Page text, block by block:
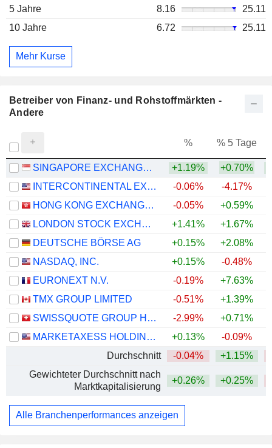
5 Jahre
8.16
25.11
10 Jahre
6.72 25.11
Mehr Kurse
Betreiber von Finanz- und Rohstoffmärkten -
Andere
% % 5 Tage
SINGAPORE EXCHANGE LIMITED +1.19% +0.70%
INTERCONTINENTAL EXCHANGE, INC.
-0.06% -4.17%
HONG KONG EXCHANGES AND CLEARING LIMITED
-0.05% +0.59%
LONDON STOCK EXCHANGE GROUP PLC
+1.41% +1.67%
DEUTSCHE BÖRSE AG
+0.15% +2.08%
NASDAQ, INC.
+0.15% -0.48%
EURONEXT N.V.
-0.19% +7.63%
TMX GROUP LIMITED
-0.51% +1.39%
SWISSQUOTE GROUP HOLDING SA
-2.99% +0.71%
MARKETAXESS HOLDINGS INC.
+0.13% -0.09%
Durchschnitt
-0.04% +1.15%
Gewichteter Durchschnitt nach
Marktkapitalisierung
+0.26% +0.25%
Alle Branchenperformances anzeigen